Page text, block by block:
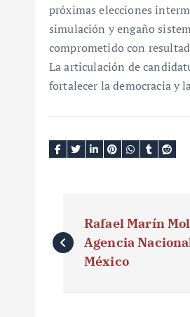
próximas elecciones
simulación y engaño
comprometido con
La articulación de
fortalecer la democracia y
a
Rafael Marín
Agencia
México